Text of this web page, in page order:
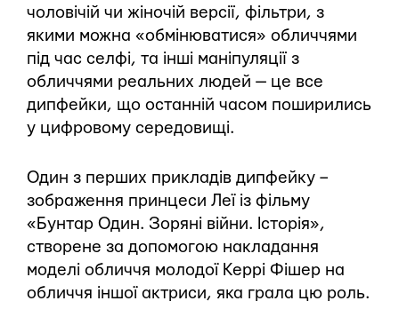
чоловічій чи жіночій версії, фільтри, з
якими можна «обмінюватися» обличчями
під час селфі, та інші маніпуляції з
обличчями реальних людей — це все
дипфейки, що останній часом поширились
у цифровому середовищі.
Один з перших прикладів дипфейку –
зображення принцеси Леї із фільму
«Бунтар Один. Зоряні війни. Історія»,
створене за допомогою накладання
моделі обличчя молодої Керрі Фішер на
обличчя іншої актриси, яка грала цю роль.